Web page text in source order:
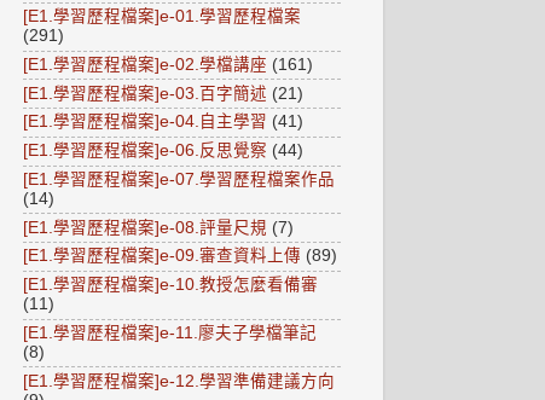
[E1.學習歷程檔案]e-01.學習歷程檔案
(291)
[E1.學習歷程檔案]e-02.學檔講座 (161)
[E1.學習歷程檔案]e-03.百字簡述 (21)
[E1.學習歷程檔案]e-04.自主學習 (41)
[E1.學習歷程檔案]e-06.反思覺察 (44)
[E1.學習歷程檔案]e-07.學習歷程檔案作品
(14)
[E1.學習歷程檔案]e-08.評量尺規 (7)
[E1.學習歷程檔案]e-09.審查資料上傳 (89)
[E1.學習歷程檔案]e-10.教授怎麼看備審
(11)
[E1.學習歷程檔案]e-11.廖夫子學檔筆記
(8)
[E1.學習歷程檔案]e-12.學習準備建議方向